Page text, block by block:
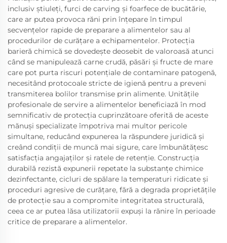
inclusiv știuleți, furci de carving și foarfece de bucătărie,
care ar putea provoca răni prin înțepare în timpul
secvențelor rapide de preparare a alimentelor sau al
procedurilor de curățare a echipamentelor. Protecția
barieră chimică se dovedește deosebit de valoroasă atunci
când se manipulează carne crudă, păsări și fructe de mare
care pot purta riscuri potențiale de contaminare patogenă,
necesitând protocoale stricte de igienă pentru a preveni
transmiterea bolilor transmise prin alimente. Unitățile
profesionale de servire a alimentelor beneficiază în mod
semnificativ de protecția cuprinzătoare oferită de aceste
mănuși specializate împotriva mai multor pericole
simultane, reducând expunerea la răspundere juridică și
creând condiții de muncă mai sigure, care îmbunătățesc
satisfacția angajaților și ratele de retenție. Construcția
durabilă rezistă expunerii repetate la substanțe chimice
dezinfectante, cicluri de spălare la temperaturi ridicate și
proceduri agresive de curățare, fără a degrada proprietățile
de protecție sau a compromite integritatea structurală,
ceea ce ar putea lăsa utilizatorii expuși la rănire în perioade
critice de preparare a alimentelor.